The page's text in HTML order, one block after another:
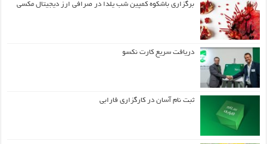
برگزاری باشکوه کمپین شب یلدا در صرافی ارز دیجیتال مکسی
دریافت سریع کارت نکسو
ثبت نام آسان در کارگزاری فارابی